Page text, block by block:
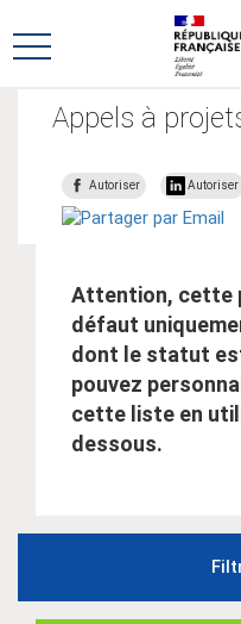
au
menu
au
contenu
Ouvrir
menu
principal
Appels à
Autoriser Autoriser
Attention, cette
défaut
dont le statut
pouvez
cette liste en
dessous.